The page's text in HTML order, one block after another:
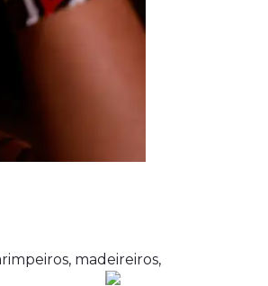
madeireiros,